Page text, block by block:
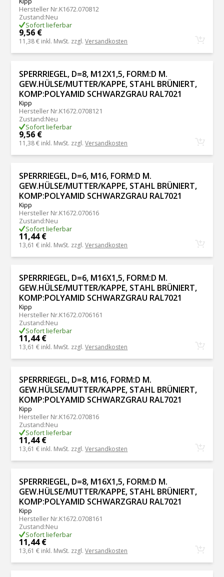
Hersteller Nr.K1672.070812
Zustand:Neu
Sofort lieferbar
9,56 €
11,38 € inkl. MwSt. zzgl.Versandkosten
SPERRRIEGEL, D=8, M12X1,5, FORM:D M.
GEW.HÜLSE/MUTTER/KAPPE, STAHL BRÜNIERT,
KOMP:POLYAMID SCHWARZGRAU RAL7021
Kipp
Hersteller Nr.K1672.0708121
Zustand:Neu
Sofort lieferbar
9,56 €
11,38 € inkl. MwSt. zzgl.Versandkosten
SPERRRIEGEL, D=6, M16, FORM:D M.
GEW.HÜLSE/MUTTER/KAPPE, STAHL BRÜNIERT,
KOMP:POLYAMID SCHWARZGRAU RAL7021
Kipp
Hersteller Nr.K1672.070616
Zustand:Neu
Sofort lieferbar
11,44 €
13,61 € inkl. MwSt. zzgl.Versandkosten
SPERRRIEGEL, D=6, M16X1,5, FORM:D M.
GEW.HÜLSE/MUTTER/KAPPE, STAHL BRÜNIERT,
KOMP:POLYAMID SCHWARZGRAU RAL7021
Kipp
Hersteller Nr.K1672.0706161
Zustand:Neu
Sofort lieferbar
11,44 €
13,61 € inkl. MwSt. zzgl.Versandkosten
SPERRRIEGEL, D=8, M16, FORM:D M.
GEW.HÜLSE/MUTTER/KAPPE, STAHL BRÜNIERT,
KOMP:POLYAMID SCHWARZGRAU RAL7021
Kipp
Hersteller Nr.K1672.070816
Zustand:Neu
Sofort lieferbar
11,44 €
13,61 € inkl. MwSt. zzgl.Versandkosten
SPERRRIEGEL, D=8, M16X1,5, FORM:D M.
GEW.HÜLSE/MUTTER/KAPPE, STAHL BRÜNIERT,
KOMP:POLYAMID SCHWARZGRAU RAL7021
Kipp
Hersteller Nr.K1672.0708161
Zustand:Neu
Sofort lieferbar
11,44 €
13,61 € inkl. MwSt. zzgl.Versandkosten